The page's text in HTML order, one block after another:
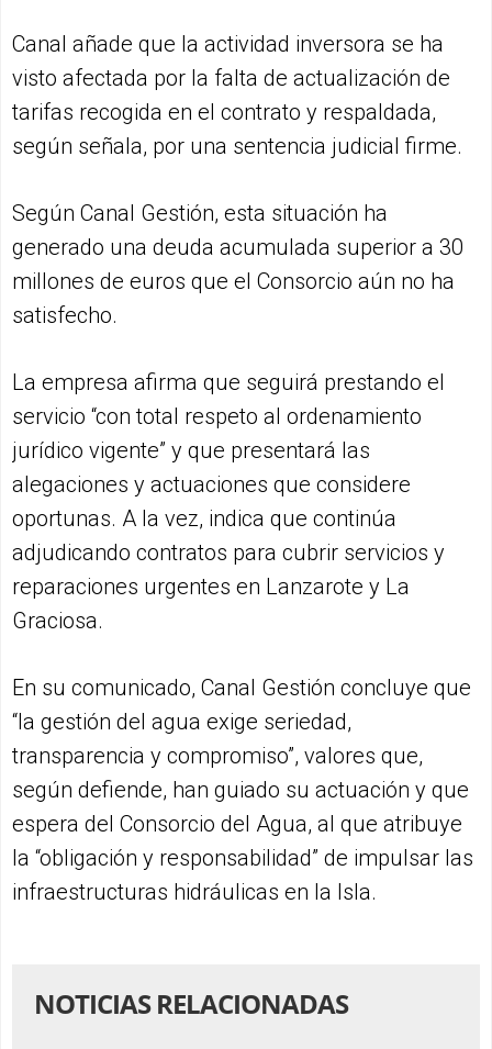
Canal añade que la actividad inversora se ha
visto afectada por la falta de actualización de
tarifas recogida en el contrato y respaldada,
según señala, por una sentencia judicial firme.
Según Canal Gestión, esta situación ha
generado una deuda acumulada superior a 30
millones de euros que el Consorcio aún no ha
satisfecho.
La empresa afirma que seguirá prestando el
servicio “con total respeto al ordenamiento
jurídico vigente” y que presentará las
alegaciones y actuaciones que considere
oportunas. A la vez, indica que continúa
adjudicando contratos para cubrir servicios y
reparaciones urgentes en Lanzarote y La
Graciosa.
En su comunicado, Canal Gestión concluye que
“la gestión del agua exige seriedad,
transparencia y compromiso”, valores que,
según defiende, han guiado su actuación y que
espera del Consorcio del Agua, al que atribuye
la “obligación y responsabilidad” de impulsar las
infraestructuras hidráulicas en la Isla.
NOTICIAS RELACIONADAS